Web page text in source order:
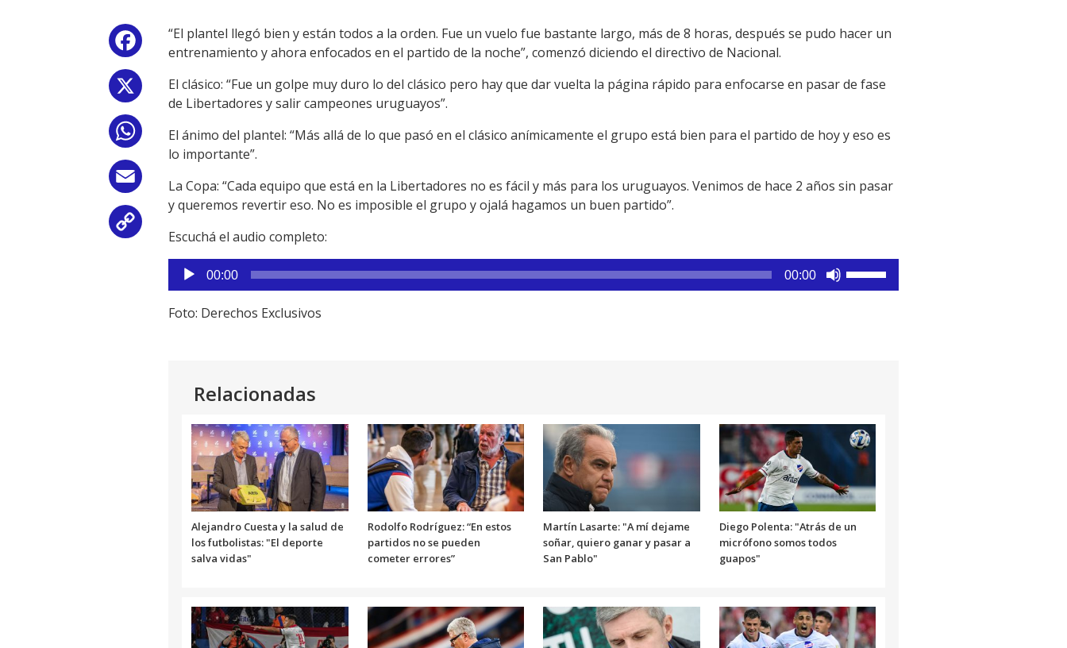
Facebook
WhatsApp
Email
Link
“El plantel llegó bien y están todos a la orden. Fue un vuelo fue bastante largo, más de 8 horas, después se pudo hacer un
entrenamiento y ahora enfocados en el partido de la noche”, comenzó diciendo el directivo de Nacional.
El clásico: “Fue un golpe muy duro lo del clásico pero hay que dar vuelta la página rápido para enfocarse en pasar de fase
de Libertadores y salir campeones uruguayos”.
El ánimo del plantel: “Más allá de lo que pasó en el clásico anímicamente el grupo está bien para el partido de hoy y eso es
lo importante”.
La Copa: “Cada equipo que está en la Libertadores no es fácil y más para los uruguayos. Venimos de hace 2 años sin pasar
y queremos revertir eso. No es imposible el grupo y ojalá hagamos un buen partido”.
Escuchá el audio completo:
Reproductor
de
audio
00:00 00:00
disminuir
el
Foto: Derechos Exclusivos
Relacionadas
Alejandro Cuesta y la salud de
los futbolistas: "El deporte
salva vidas"
Rodolfo Rodríguez: “En estos
partidos no se pueden
cometer errores”
Martín Lasarte: "A mí dejame
soñar, quiero ganar y pasar a
San Pablo"
Diego Polenta: "Atrás de un
micrófono somos todos
guapos"